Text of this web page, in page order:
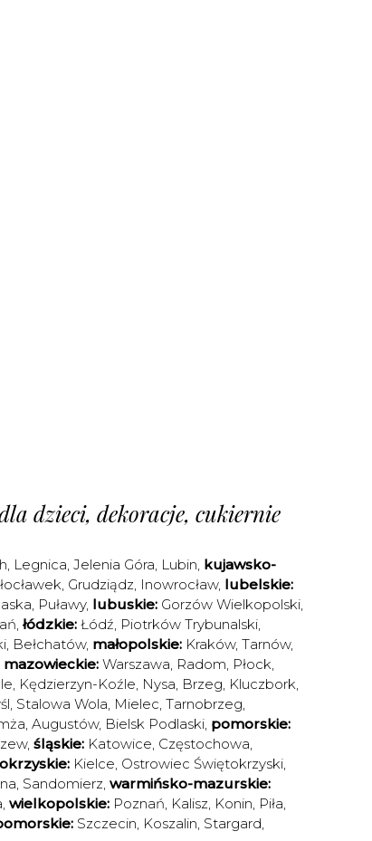
dzieci, dekoracje, cukiernie
, Legnica, Jelenia Góra, Lubin, kujawsko-
, Grudziądz, Inowrocław, lubelskie:
, Puławy, lubuskie: Gorzów Wielkopolski,
, łódzkie: Łódź, Piotrków Trybunalski,
, Bełchatów, małopolskie: Kraków, Tarnów,
mazowieckie: Warszawa, Radom, Płock,
, Kędzierzyn-Koźle, Nysa, Brzeg, Kluczbork,
, Stalowa Wola, Mielec, Tarnobrzeg,
, Augustów, Bielsk Podlaski, pomorskie:
, śląskie: Katowice, Częstochowa,
Kielce, Ostrowiec Świętokrzyski,
, Sandomierz, warmińsko-mazurskie:
, wielkopolskie: Poznań, Kalisz, Konin, Piła,
Szczecin, Koszalin, Stargard,